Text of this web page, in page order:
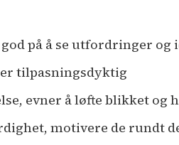
på å se utfordringer
tilpasningsdyktig
evner å løfte blikket og
motivere de rundt